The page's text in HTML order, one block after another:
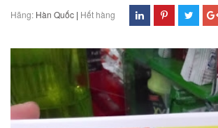
Hãng: Hàn Quốc | Hết hàng